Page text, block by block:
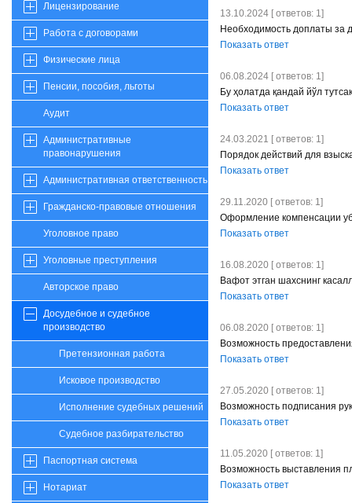
Лицензирование
Работа с договорами
Физические лица
Пенсии, пособия, льготы
Аудит
Административные
правонарушения
Административная ответственность
Гражданско-правовые отношения
Уголовное право
Уголовные преступления
Авторское право
Досудебное и судебное
производство
Претензионная работа
Исковое производство
Исполнение судебных решений
Судебное разбирательство
Паспортная система
Нотариат
13.10.2024 [ ответов: 1]
Необходимость доплаты за
Показать ответ
06.08.2024 [ ответов: 1]
Бу ҳолатда қандай йўл
Показать ответ
24.03.2021 [ ответов: 1]
Порядок действий для
Показать ответ
29.11.2020 [ ответов: 1]
Оформление компенсации
Показать ответ
16.08.2020 [ ответов: 1]
Вафот этган шахснинг
Показать ответ
06.08.2020 [ ответов: 1]
Возможность
Показать ответ
27.05.2020 [ ответов: 1]
Возможность подписания
Показать ответ
11.05.2020 [ ответов: 1]
Возможность выставления
Показать ответ